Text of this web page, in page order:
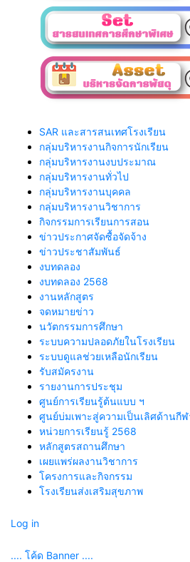
SAR และสารสนเทศโรงเรียน
กลุ่มบริหารงานกิจการนักเรียน
กลุ่มบริหารงานงบประมาณ
กลุ่มบริหารงานทั่วไป
กลุ่มบริหารงานบุคคล
กลุ่มบริหารงานวิชาการ
กิจกรรมการเรียนการสอน
ข่าวประกาศจัดซื้อจัดจ้าง
ข่าวประชาสัมพันธ์
งบทดลอง
งบทดลอง 2568
งานหลักสูตร
จดหมายข่าว
นวัตกรรมการศึกษา
ระบบความปลอดภัยในโรงเรียน
ระบบดูแลช่วยเหลือนักเรียน
รับสมัครงาน
รายงานการประชุม
ศูนย์การเรียนรู้ต้นแบบ ฯ
ศูนย์บ่มเพาะสู่ความเป็นเลิศด้านกี
หน่วยการเรียนรู้ 2568
หลักสูตรสถานศึกษา
เผยแพร่ผลงานวิชาการ
โครงการและกิจกรรม
โรงเรียนส่งเสริมสุขภาพ
Log in
.... โค้ด Banner ....